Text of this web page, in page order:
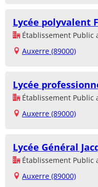
Lycée polyvalent
Établissement Public
Auxerre (89000)
Lycée
Établissement Public
Auxerre (89000)
Lycée Général
Établissement Public
Auxerre (89000)